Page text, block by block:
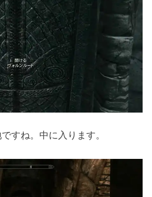
すね。中に入ります。